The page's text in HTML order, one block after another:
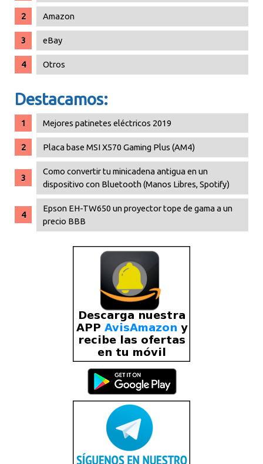
Amazon
eBay
Otros
Destacamos:
Mejores patinetes eléctricos 2019
Placa base MSI X570 Gaming Plus (AM4)
Como convertir tu minicadena antigua en un
dispositivo con Bluetooth (Manos Libres, Spotify)
Epson EH-TW650 un proyector tope de gama a un
precio BBB